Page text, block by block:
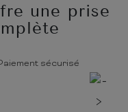
une prise